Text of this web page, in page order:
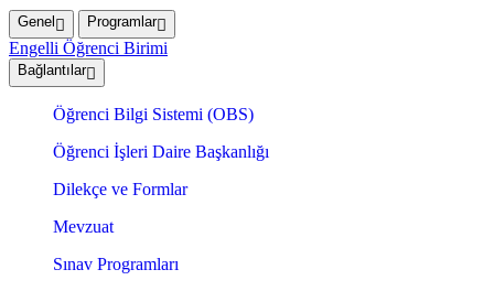
Genel Programlar
Engelli Öğrenci Birimi
Bağlantılar
Öğrenci Bilgi Sistemi (OBS)
Öğrenci İşleri Daire Başkanlığı
Dilekçe ve Formlar
Mevzuat
Sınav Programları